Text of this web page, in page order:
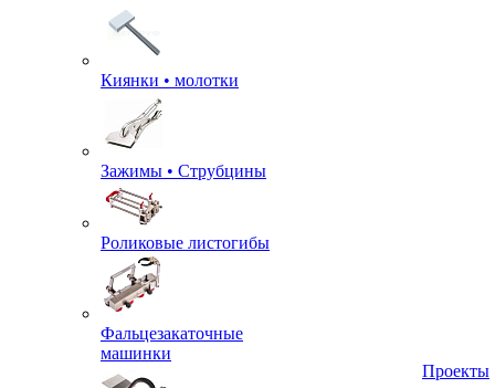
Киянки • молотки
Зажимы • Струбцины
Роликовые листогибы
Фальцезакаточные
машинки